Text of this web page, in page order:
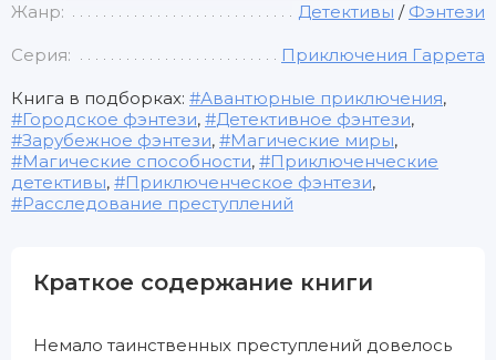
Жанр: Детективы / Фэнтези
Серия: Приключения Гаррета
Книга в подборках: Авантюрные приключения,
Городское фэнтези, Детективное фэнтези,
Зарубежное фэнтези, Магические миры,
Магические способности,
Приключенческие
детективы, Приключенческое фэнтези,
Расследование преступлений
Краткое содержание книги
Немало таинственных преступлений довелось